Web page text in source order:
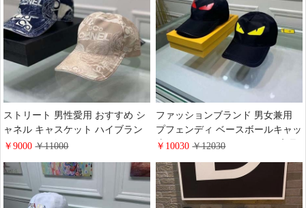
ストリート 男性愛用 おすすめ シ
ャネル キャスケット ハイブラン
ドChanel 面白い ベースボールキ
季通用
￥9000￥11000
ファッションブランド 男女兼用
プフェンディ ベースボールキャッ
流行り ストリート風 FENDI 高品
イトから1:1 売れ筋 専門店
￥10030￥12030